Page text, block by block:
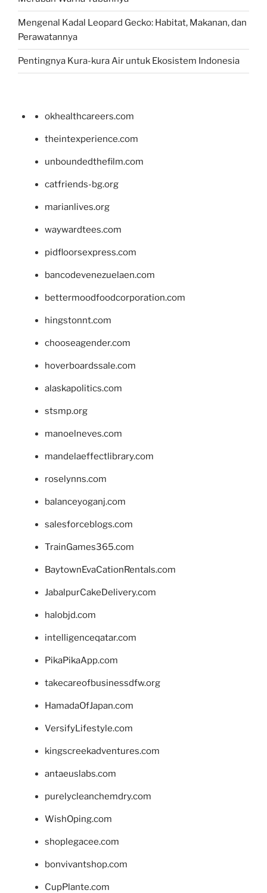
Mengenal Kadal Leopard Gecko: Habitat, Makanan, dan
Perawatannya
Pentingnya Kura-kura Air untuk Ekosistem Indonesia
okhealthcareers.com
theintexperience.com
unboundedthefilm.com
catfriends-bg.org
marianlives.org
waywardtees.com
pidfloorsexpress.com
bancodevenezuelaen.com
bettermoodfoodcorporation.com
hingstonnt.com
chooseagender.com
hoverboardssale.com
alaskapolitics.com
stsmp.org
manoelneves.com
mandelaeffectlibrary.com
roselynns.com
balanceyoganj.com
salesforceblogs.com
TrainGames365.com
BaytownEvaCationRentals.com
JabalpurCakeDelivery.com
halobjd.com
intelligenceqatar.com
PikaPikaApp.com
takecareofbusinessdfw.org
HamadaOfJapan.com
VersifyLifestyle.com
kingscreekadventures.com
antaeuslabs.com
purelycleanchemdry.com
WishOping.com
shoplegacee.com
bonvivantshop.com
CupPlante.com